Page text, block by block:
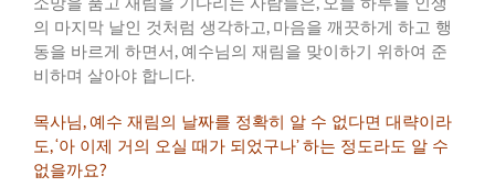
의 마지막 날인 것처럼 생각하고, 마음을 깨끗하게 하고 행
동을 바르게 하면서, 예수님의 재림을 맞이하기 위하여 준
비하며 살아야 합니다.
목사님,예수 재림의 날짜를 정확히 알 수 없다면 대략이라
도, ‘아 이제 거의 오실 때가 되었구나’하는 정도라도 알 수
없을까요?